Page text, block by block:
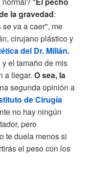
la gravedad:
va a caer", me
cirujano plástico y
del Dr. Millán.
el tamaño de mis
a llegar. O sea, la
segunda opinión a
de Cirugía
no hay ningún
pero
te duela menos si
el peso con los